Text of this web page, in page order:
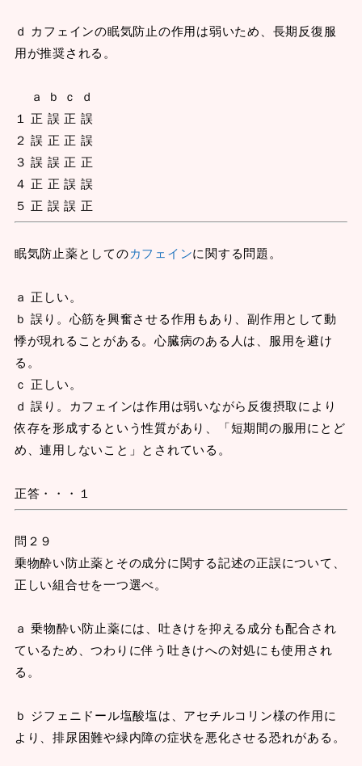
ｄ カフェインの眠気防止の作用は弱いため、長期反復服
用が推奨される。
ａ ｂ ｃ ｄ
１ 正 誤 正 誤
２ 誤 正 正 誤
３ 誤 誤 正 正
４ 正 正 誤 誤
５ 正 誤 誤 正
眠気防止薬としてのカフェインに関する問題。
ａ 正しい。
ｂ 誤り。心筋を興奮させる作用もあり、副作用として動
悸が現れることがある。心臓病のある人は、服用を避け
る。
ｃ 正しい。
ｄ 誤り。カフェインは作用は弱いながら反復摂取により
依存を形成するという性質があり、「短期間の服用にとど
め、連用しないこと」とされている。
正答・・・１
問２９
乗物酔い防止薬とその成分に関する記述の正誤について、
正しい組合せを一つ選べ。
ａ 乗物酔い防止薬には、吐きけを抑える成分も配合され
ているため、つわりに伴う吐きけへの対処にも使用され
る。
ｂ ジフェニドール塩酸塩は、アセチルコリン様の作用に
より、排尿困難や緑内障の症状を悪化させる恐れがある。